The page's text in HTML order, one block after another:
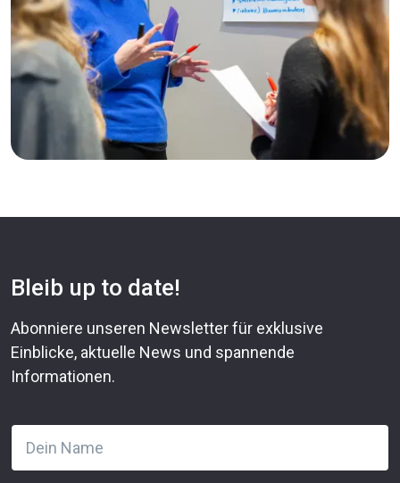
Bleib up to date!
Abonniere unseren Newsletter für exklusive
Einblicke, aktuelle News und spannende
Informationen.